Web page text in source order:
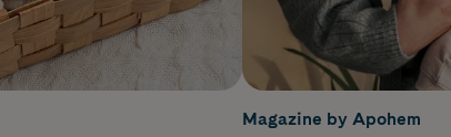
Magazine by Apohem